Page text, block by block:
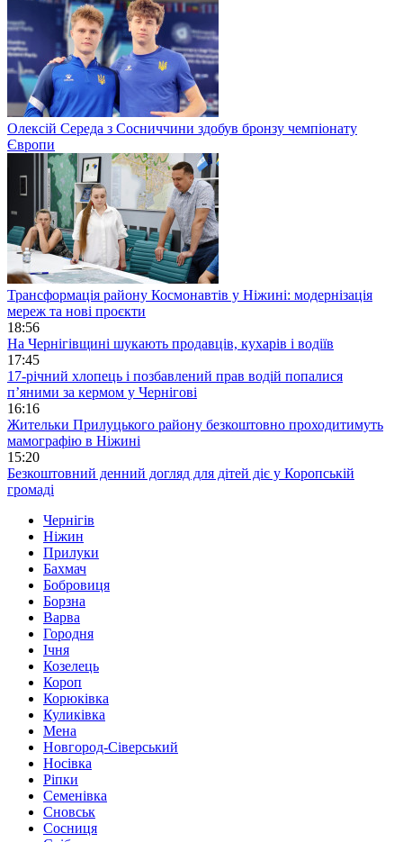
Олексій Середа з Сосниччини здобув бронзу чемпіонату
Європи
Трансформація району Космонавтів у Ніжині: модернізація
мереж та нові проєкти
18:56
На Чернігівщині шукають продавців, кухарів і водіїв
17:45
17-річний хлопець і позбавлений прав водій попалися
п’яними за кермом у Чернігові
16:16
Жительки Прилуцького району безкоштовно проходитимуть
мамографію в Ніжині
15:20
Безкоштовний денний догляд для дітей діє у Коропській
громаді
Чернігів
Ніжин
Прилуки
Бахмач
Бобровиця
Борзна
Варва
Городня
Ічня
Козелець
Короп
Корюківка
Куликівка
Мена
Новгород-Сіверський
Носівка
Ріпки
Семенівка
Сновськ
Сосниця